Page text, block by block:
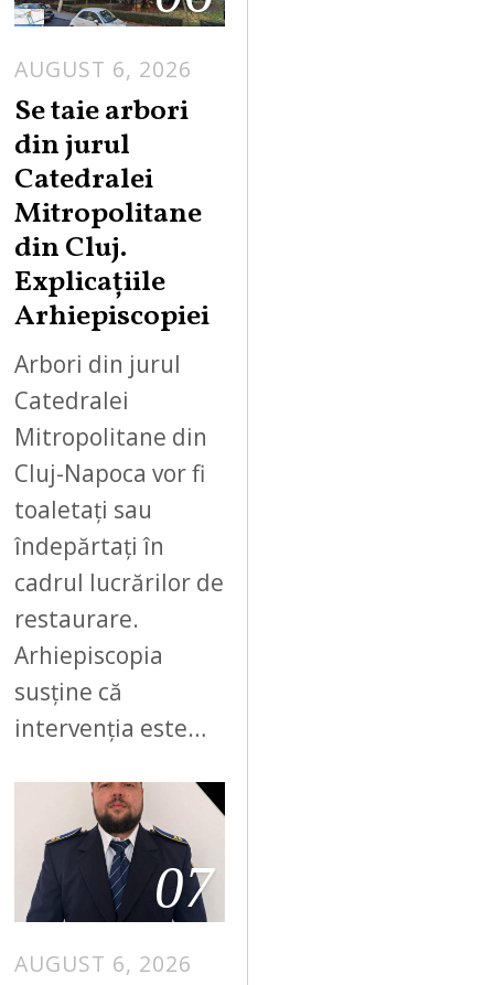
AUGUST 6, 2026
Se taie arbori
din jurul
Catedralei
Mitropolitane
din Cluj.
Explicațiile
Arhiepiscopiei
Arbori din jurul
Catedralei
Mitropolitane din
Cluj-Napoca vor fi
toaletați sau
îndepărtați în
cadrul lucrărilor de
restaurare.
Arhiepiscopia
susține că
intervenția este…
07
AUGUST 6, 2026